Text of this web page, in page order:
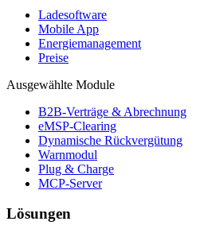
Ladesoftware
Mobile App
Energiemanagement
Preise
Ausgewählte Module
B2B-Verträge & Abrechnung
eMSP-Clearing
Dynamische Rückvergütung
Warnmodul
Plug & Charge
MCP-Server
Lösungen